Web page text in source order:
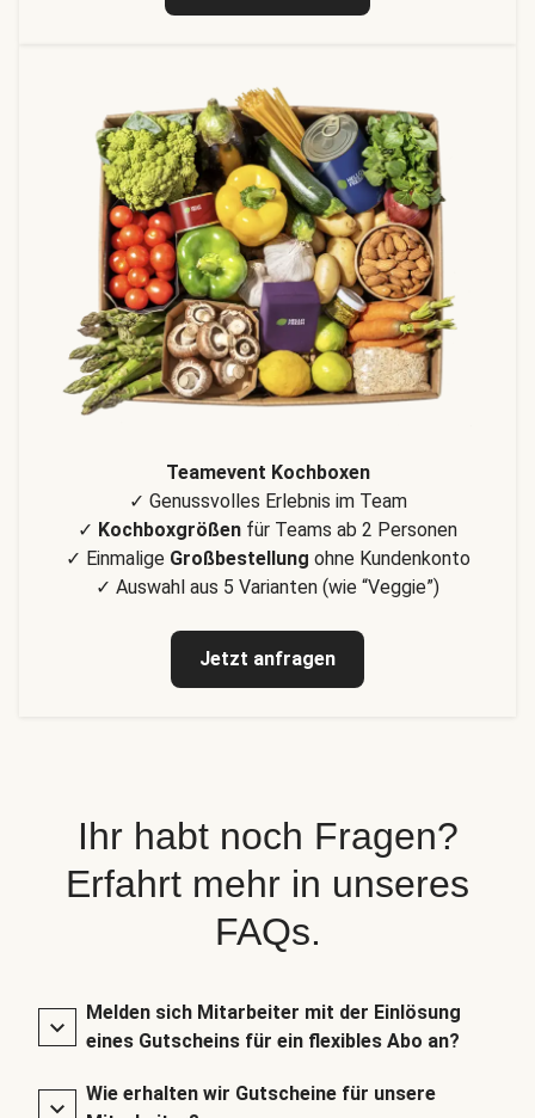
Teamevent Kochboxen
✓ Genussvolles Erlebnis im Team
✓ Kochboxgrößen für Teams ab 2 Personen
✓ Einmalige Großbestellung ohne Kundenkonto
✓ Auswahl aus 5 Varianten (wie “Veggie”)
Jetzt anfragen
Ihr habt noch Fragen?
Erfahrt mehr in unseres
FAQs.
Melden sich Mitarbeiter mit der Einlösung
eines Gutscheins für ein flexibles Abo an?
Wie erhalten wir Gutscheine für unsere